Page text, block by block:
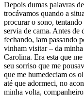
Depois dumas palavras
trocávamos quando a
procurar o sono,
servia de cama. Antes de
fechando, iam passando
vinham visitar – da
Carolina. Era esta que
seu sorriso que me
que me humedeciam os
até que adormeci, no
minha volta,